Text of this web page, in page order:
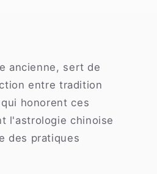
ancienne, sert de
entre tradition
honorent ces
l'astrologie chinoise
des pratiques